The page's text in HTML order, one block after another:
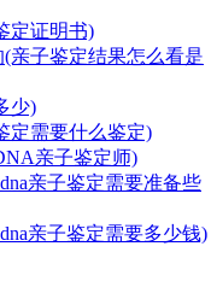
定证明书)
亲子鉴定结果怎么看是
少)
定需要什么鉴定)
亲子鉴定师)
亲子鉴定需要准备些
亲子鉴定需要多少钱)